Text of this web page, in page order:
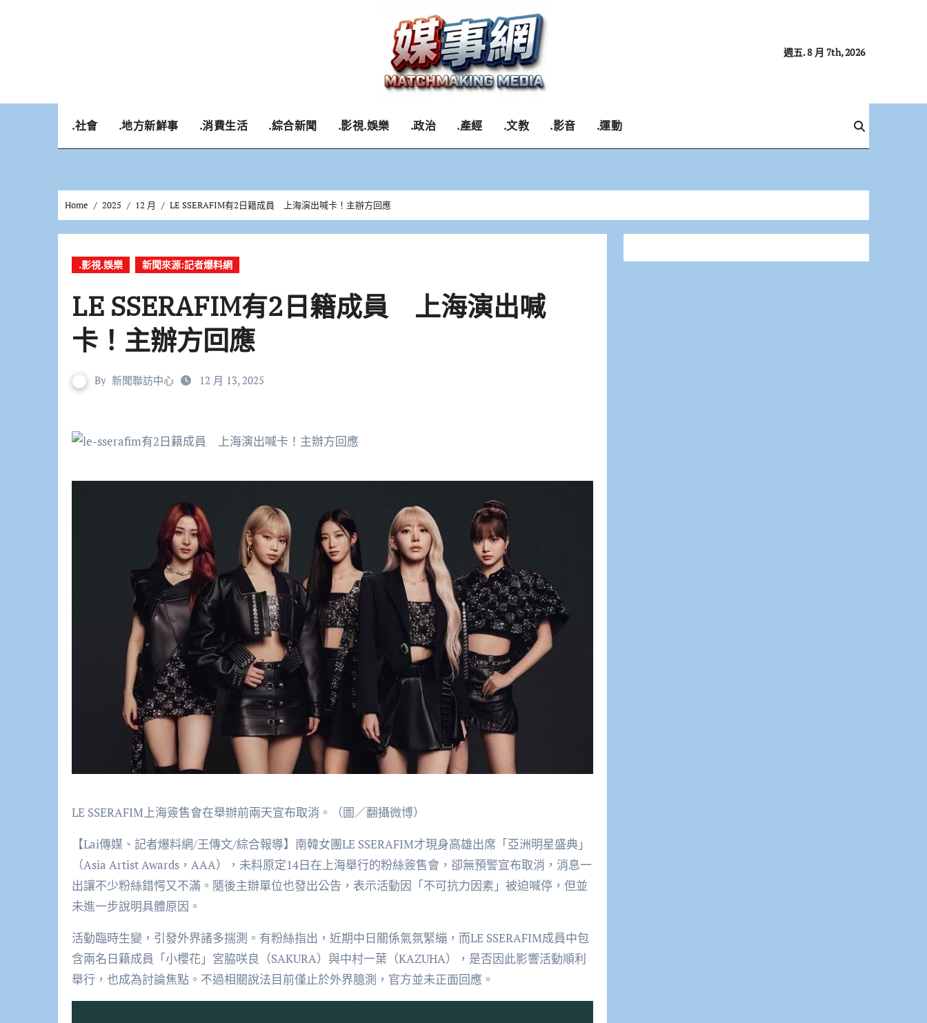
週五. 8 月 7th, 2026
.社會 .地方新鮮事 .消費生活 .綜合新聞 .影視.娛樂 .政治 .產經 .文教 .影音 .運動
Home 2025 12 月 LE SSERAFIM有2日籍成員 上海演出喊卡！主辦方回應
.影視.娛樂 新聞來源:記者爆料網
LE SSERAFIM有2日籍成員 上海演出喊
卡！主辦方回應
By 新聞聯訪中心 12 月 13, 2025
LE SSERAFIM上海簽售會在舉辦前兩天宣布取消。（圖／翻攝微博）
【Lai傳媒、記者爆料網/王傳文/綜合報導】南韓女團LE SSERAFIM才現身高雄出席「亞洲明星盛典」
（Asia Artist Awards，AAA），未料原定14日在上海舉行的粉絲簽售會，卻無預警宣布取消，消息一
出讓不少粉絲錯愕又不滿。隨後主辦單位也發出公告，表示活動因「不可抗力因素」被迫喊停，但並
未進一步說明具體原因。
活動臨時生變，引發外界諸多揣測。有粉絲指出，近期中日關係氣氛緊繃，而LE SSERAFIM成員中包
含兩名日籍成員「小櫻花」宮脇咲良（SAKURA）與中村一葉（KAZUHA），是否因此影響活動順利
舉行，也成為討論焦點。不過相關說法目前僅止於外界臆測，官方並未正面回應。